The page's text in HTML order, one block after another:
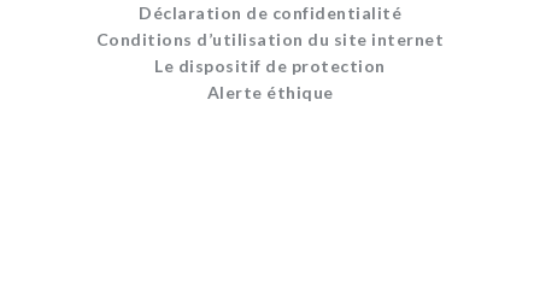
Déclaration de confidentialité
Conditions d’utilisation du site internet
Le dispositif de protection
Alerte éthique